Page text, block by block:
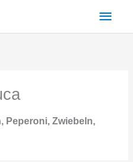
Peperoni, Zwiebeln,